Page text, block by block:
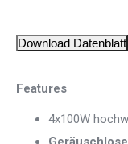
Download Datenblatt
Features
4x100W